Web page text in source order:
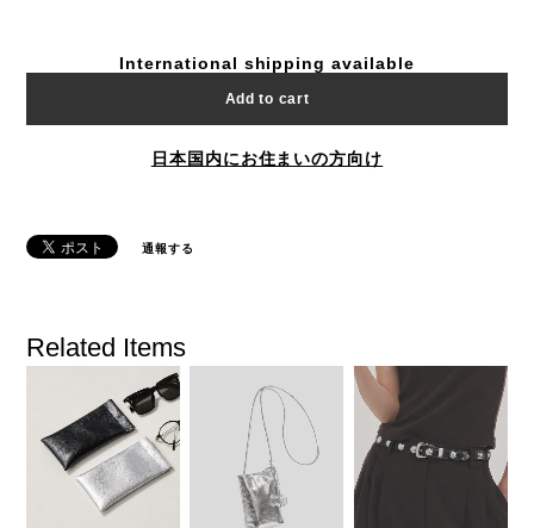
International shipping available
Add to cart
日本国内にお住まいの方向け
通報する
Related Items